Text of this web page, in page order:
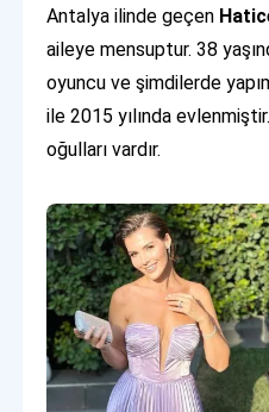
Antalya ilinde geçen
aileye mensuptur. 38
oyuncu ve şimdilerde
ile 2015 yılında
oğulları vardır.